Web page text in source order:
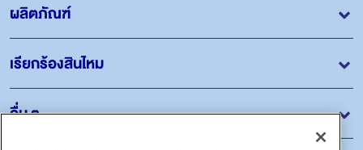
ผลิตภัณฑ์
เรียกร้องสินไหม
อื่น ๆ